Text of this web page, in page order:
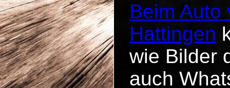
Beim
Hattingen
wie Bilder
auch